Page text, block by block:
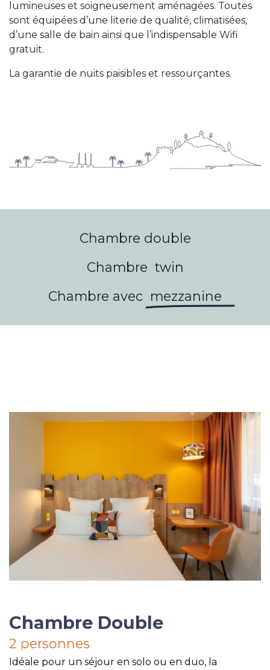
lumineuses et soigneusement aménagées. Toutes
sont équipées d’une literie de qualité, climatisées,
d’une salle de bain ainsi que l’indispensable Wifi
gratuit.
La garantie de nuits paisibles et ressourçantes.
Chambre double
Chambre twin
Chambre avec mezzanine
Chambre Double
2 personnes
Idéale pour un séjour en solo ou en duo, la